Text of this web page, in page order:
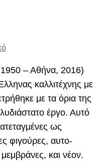
– Αθήνα, 2016)
καλλιτέχνης με
με τα όρια της
έργο. Αυτό
ως
φιγούρες, αυτο-
και νέον.